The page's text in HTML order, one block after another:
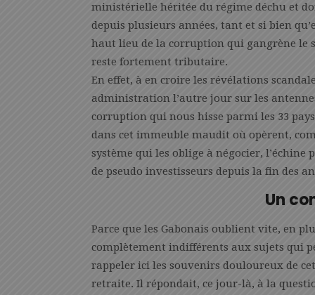
ministérielle héritée du régime déchu et
depuis plusieurs années, tant et si bien
haut lieu de la corruption qui gangrène le
reste fortement tributaire.
En effet, à en croire les révélations
administration l’autre jour sur les
corruption qui nous hisse parmi les 33
dans cet immeuble maudit où opèrent,
système qui les oblige à négocier,
de pseudo investisseurs depuis la fin des
Un
Parce que les Gabonais oublient vite, en
complètement indifférents aux sujets qui
rappeler ici les souvenirs douloureux de
retraite. Il répondait, ce jour-là, à la